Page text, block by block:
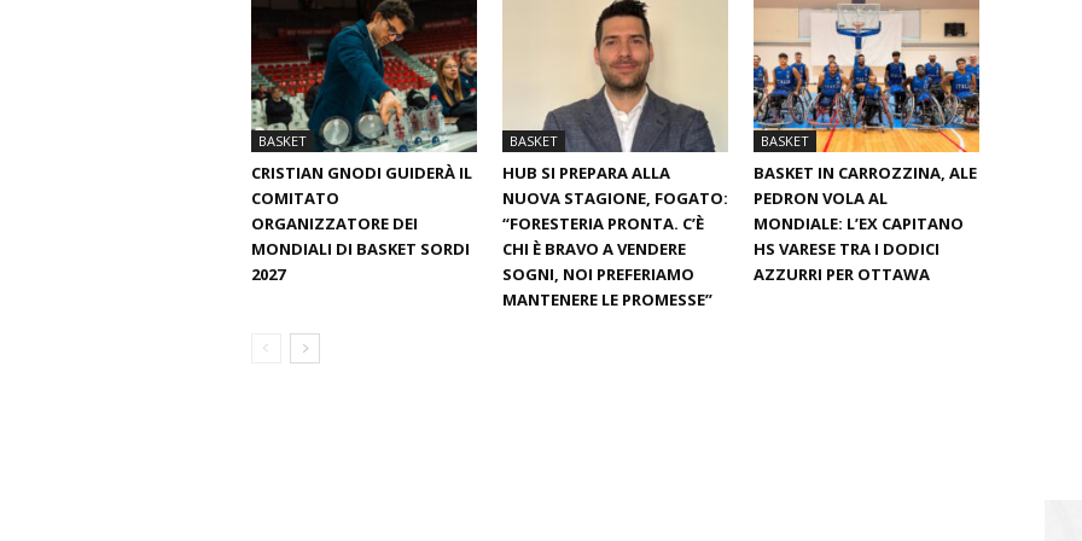
BASKET
CRISTIAN GNODI GUIDERÀ IL
COMITATO
ORGANIZZATORE DEI
MONDIALI DI BASKET SORDI
2027
BASKET
HUB SI PREPARA ALLA
NUOVA STAGIONE, FOGATO:
“FORESTERIA PRONTA. C’È
CHI È BRAVO A VENDERE
SOGNI, NOI PREFERIAMO
MANTENERE LE PROMESSE”
BASKET
BASKET IN CARROZZINA, ALE
PEDRON VOLA AL
MONDIALE: L’EX CAPITANO
HS VARESE TRA I DODICI
AZZURRI PER OTTAWA